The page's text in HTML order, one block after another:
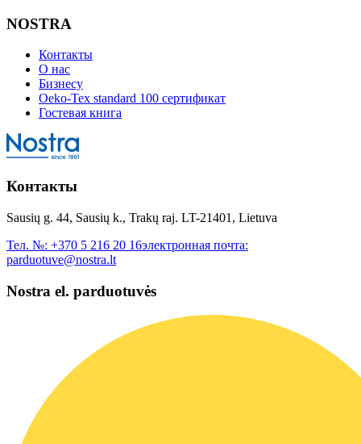
NOSTRA
Контакты
О нас
Бизнесу
Oeko-Tex standard 100 сертификат
Гостевая книга
Контакты
Sausių g. 44, Sausių k., Trakų raj. LT-21401, Lietuva
Тел. №: +370 5 216 20 16электронная почта:
parduotuve@nostra.lt
Nostra el. parduotuvės